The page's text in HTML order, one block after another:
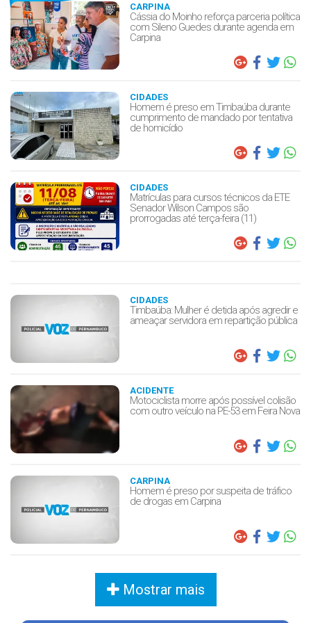
CARPINA
Cássia do Moinho reforça parceria política
com Sileno Guedes durante agenda em
Carpina
CIDADES
Homem é preso em Timbaúba durante
cumprimento de mandado por tentativa
de homicídio
CIDADES
Matrículas para cursos técnicos da ETE
Senador Wilson Campos são
prorrogadas até terça-feira (11)
CIDADES
Timbaúba: Mulher é detida após agredir e
ameaçar servidora em repartição pública
ACIDENTE
Motociclista morre após possível colisão
com outro veículo na PE-53 em Feira Nova
CARPINA
Homem é preso por suspeita de tráfico
de drogas em Carpina
Mostrar mais